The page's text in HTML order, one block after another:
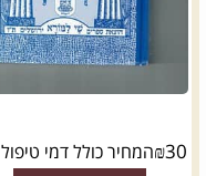
₪30 המחיר כולל דמי טיפול